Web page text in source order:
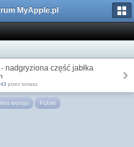
MyApple.pl
nadgryziona część jabłka
przez tomasz
wersja Polski